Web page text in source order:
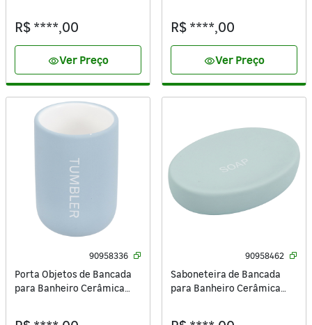
R$ ****,00
visibilityVer Preço
R$ ****,00
visibilityVer Preço
90958336
Porta Objetos de Bancada
para Banheiro Cerâmica
90958462
Saboneteira de Bancada
para Banheiro Cerâmica